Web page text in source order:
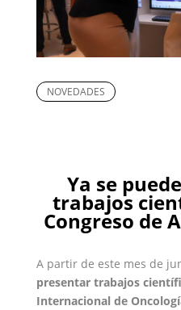
NOVEDADES
Ya se
trabajos
Congreso de
A partir de este mes de
presentar trabajos
Internacional de